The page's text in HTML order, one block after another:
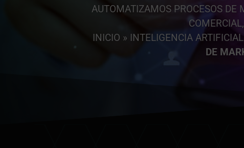
AUTOMATIZAMOS PROCESOS DE
INICIO » INTELIGENCIA
DE